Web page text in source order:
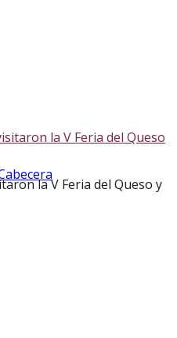
la V Feria del Queso y